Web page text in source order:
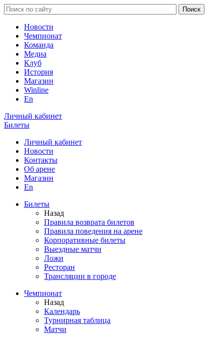
Новости
Чемпионат
Команда
Медиа
Клуб
История
Магазин
Winline
En
Личный кабинет
Билеты
Личный кабинет
Новости
Контакты
Об арене
Магазин
En
Билеты
Назад
Правила возврата билетов
Правила поведения на арене
Корпоративные билеты
Выездные матчи
Ложи
Ресторан
Трансляции в городе
Чемпионат
Назад
Календарь
Турнирная таблица
Матчи